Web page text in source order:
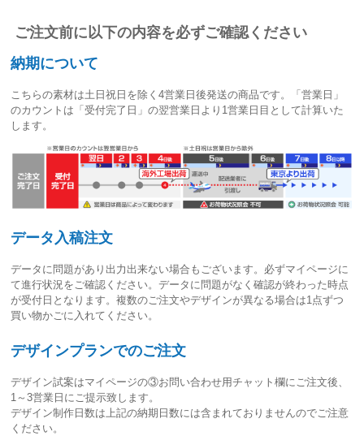
ご注文前に以下の内容を必ずご確認ください
納期について
こちらの素材は土日祝日を除く4営業日後発送の商品です。「営業日」
のカウントは「受付完了日」の翌営業日より1営業日目として計算いた
します。
データ入稿注文
データに問題があり出力出来ない場合もございます。必ずマイページに
て進行状況をご確認ください。データに問題がなく確認が終わった時点
が受付日 となります。複数のご注文やデザインが異なる場合は1点ずつ
買い物かごに入れてください。
デザインプランでのご注文
デザイン試案はマイページの③お問い合わせ用チャット欄にご注文後、
1～3営業日 にご提示致します。
デザイン制作日数は上記の納期日数には含まれておりませんのでご注意
ください。